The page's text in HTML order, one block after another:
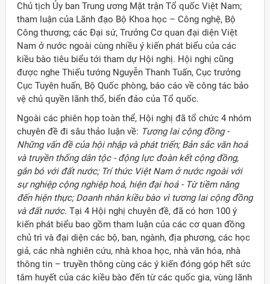
Chủ tịch Ủy ban Trung ương Mặt trận Tổ quốc Việt Nam;
tham luận của Lãnh đạo Bộ Khoa học – Công nghệ, Bộ
Công thương; các Đại sứ, Trưởng Cơ quan đại diện Việt
Nam ở nước ngoài cùng nhiều ý kiến phát biểu của các
kiều bào tiêu biểu tới tham dự Hội nghị. Hội nghị cũng
được nghe Thiếu tướng Nguyễn Thanh Tuấn, Cục trưởng
Cục Tuyên huấn, Bộ Quốc phòng, báo cáo về công tác bảo
vệ chủ quyền lãnh thổ, biển đảo của Tổ quốc.
Ngoài các phiên họp toàn thể, Hội nghị đã tổ chức 4 nhóm
chuyên đề đi sâu thảo luận về: Tương lai cộng đồng -
Những vấn đề của hội nhập và phát triển; Bản sắc văn hoá
và truyền thống dân tộc - động lực đoàn kết cộng đồng,
gắn bó với đất nước; Trí thức Việt Nam ở nước ngoài với
sự nghiệp cộng nghiệp hoá, hiện đại hoá - Từ tiềm năng
đến hiện thực; Doanh nhân kiều bào vì tương lai cộng đồng
và đất nước. Tại 4 Hội nghị chuyên đề, đã có hơn 100 ý
kiến phát biểu bao gồm tham luận của các cơ quan đồng
chủ trì và đại diện các bộ, ban, ngành, địa phương, các học
giả, các nhà nghiên cứu, nhà khoa học, nhà văn hóa, nhà
thông tin – truyền thông cùng các ý kiến đóng góp hết sức
tâm huyết của các kiều bào đến từ các quốc gia, vùng lãnh